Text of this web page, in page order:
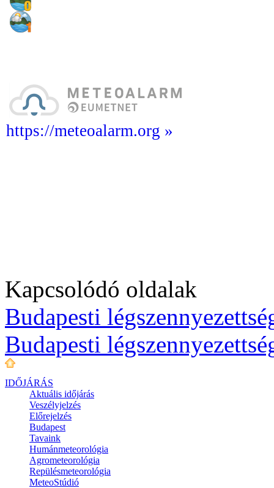
https://meteoalarm.org »
Kapcsolódó oldalak
Budapesti
Budapesti
IDŐJÁRÁS
Aktuális időjárás
Veszélyjelzés
Előrejelzés
Budapest
Tavaink
Humánmeteorológia
Agrometeorológia
Repülésmeteorológia
MeteoStúdió